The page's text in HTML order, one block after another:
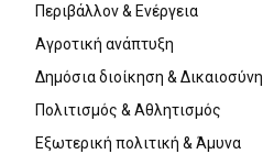
Περιβάλλον & Ενέργεια
Αγροτική ανάπτυξη
Δημόσια διοίκηση & Δικαιοσύνη
Πολιτισμός & Αθλητισμός
Εξωτερική πολιτική & Άμυνα